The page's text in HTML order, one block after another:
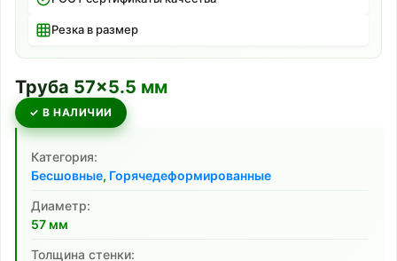
Резка в размер
Труба 57×5.5 мм
✓ В НАЛИЧИИ
Категория:
Бесшовные, Горячедеформированные
Диаметр:
57 мм
Толщина стенки: